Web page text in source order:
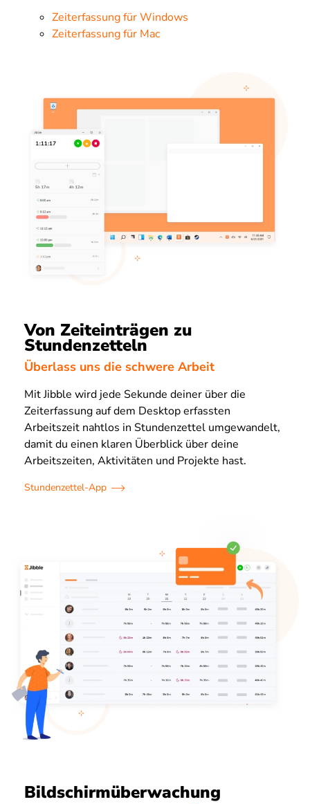
Zeiterfassung für Windows
Zeiterfassung für Mac
Von Zeiteinträgen zu
Stundenzetteln
Überlass uns die schwere Arbeit
Mit Jibble wird jede Sekunde deiner über die
Zeiterfassung auf dem Desktop erfassten
Arbeitszeit nahtlos in Stundenzettel umgewandelt,
damit du einen klaren Überblick über deine
Arbeitszeiten, Aktivitäten und Projekte hast.
Stundenzettel-App
Bildschirmüberwachung